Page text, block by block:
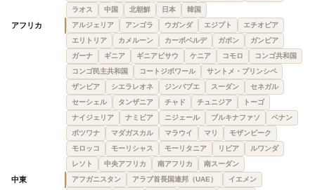
ラオス
中国 北朝鮮 日本 韓国
アフリカ アルジェリア アンゴラ ウガンダ エジプト
エチオピア
エリトリア
カメルーン カーボベルデ ガボン
ガンビア
ガーナ
ギニア ギニアビサウ ケニア コモロ
コンゴ共和国
コンゴ民主共和国
コートジボワール
サントメ・プリンシペ
ザンビア
シエラレオネ ジンバブエ スーダン
セネガル
セーシェル
タンザニア チャド チュニジア
トーゴ
ナイジェリア
ナミビア ニジェール ブルキナファソ
ベナン
ボツワナ
マダガスカル マラウイ マリ
モザンビーク
モロッコ
モーリシャス モーリタニア リビア
ルワンダ
レソト
中央アフリカ 南アフリカ 南スーダン
中東 アフガニスタン アラブ首長国連邦（UAE）
イエメン